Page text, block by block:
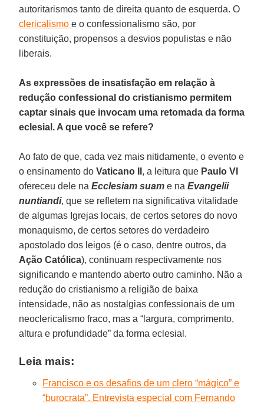
autoritarismos tanto de direita quanto de esquerda. O
clericalismoe o confessionalismo são, por
constituição, propensos a desvios populistas e não
liberais.
As expressões de insatisfação em relação à
redução confessional do cristianismo permitem
captar sinais que invocam uma retomada da forma
eclesial. A que você se refere?
Ao fato de que, cada vez mais nitidamente, o evento e
o ensinamento doVaticano II , a leitura que Paulo VI
ofereceu dele naEcclesiam suam e naEvangelii
nuntiandi, que se refletem na significativa vitalidade
de algumas Igrejas locais, de certos setores do novo
monaquismo, de certos setores do verdadeiro
apostolado dos leigos (é o caso, dentre outros, da
Ação Católica), continuam respectivamente nos
significando e mantendo aberto outro caminho. Não a
redução do cristianismo a religião de baixa
intensidade, não as nostalgias confessionais de um
neoclericalismo fraco, mas a “largura, comprimento,
altura e profundidade” da forma eclesial.
Leia mais:
Francisco e os desafios de um clero “mágico” e
“burocrata”. Entrevista especial com Fernando